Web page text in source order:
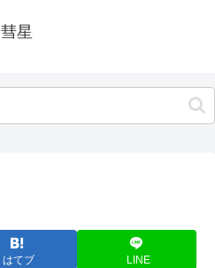
彗星
はてブ LINE